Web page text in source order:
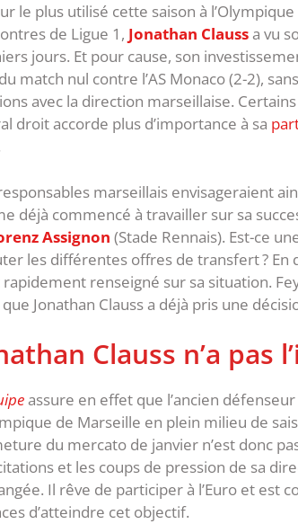
le plus utilisé cette saison à
de Ligue 1, Jonathan Claussa vu
jours. Et pour cause, son
match nul contre l’AS Monaco (2-2),
avec la direction marseillaise.
droit accorde plus d’importance à sa
marseillais envisageraient
déjà commencé à travailler sur sa
Assignon (Stade Rennais). Est-ce
les différentes offres de transfert ? En
rapidement renseigné sur sa situation.
que Jonathan Clauss a déjà pris une
Clauss n’a pas
assure en effet que l’ancien
de Marseille en plein milieu de
du mercato de janvier n’est donc
et les coups de pression de sa
Il rêve de participer à l’Euro et est
d’atteindre cet objectif.